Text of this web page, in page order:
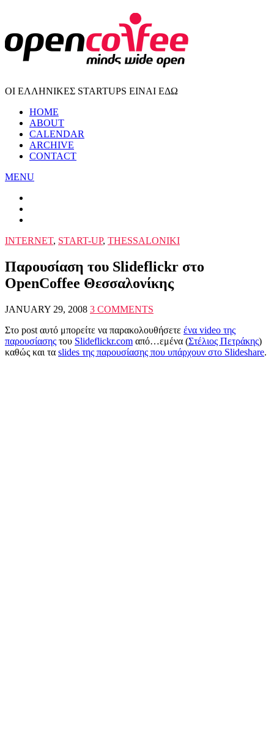
ΟΙ ΕΛΛΗΝΙΚΕΣ STARTUPS ΕΙΝΑΙ ΕΔΩ
HOME
ABOUT
CALENDAR
ARCHIVE
CONTACT
MENU
INTERNET, START-UP, THESSALONIKI
Παρουσίαση του Slideflickr στο
OpenCoffee Θεσσαλονίκης
JANUARY 29, 2008 3 COMMENTS
Στο post αυτό μπορείτε να παρακολουθήσετε ένα video της
παρουσίασης του Slideflickr.com από…εμένα (Στέλιος Πετράκης)
καθώς και τα slides της παρουσίασης που υπάρχουν στο Slideshare.